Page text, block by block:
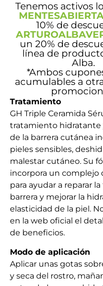
Tenemos activos
10% de
un 20% de
línea de
Alba.
*Ambos
acumulables a
Tratamiento
GH Triple Ceramida
tratamiento hidratante
de la barrera cutánea
pieles sensibles,
malestar cutáneo. Su
incorpora un complejo
para ayudar a reparar
barrera y mejorar la
elasticidad de la piel.
en la web oficial el
de beneficios.
Modo de aplicación
Aplicar unas gotas
y seca del rostro,